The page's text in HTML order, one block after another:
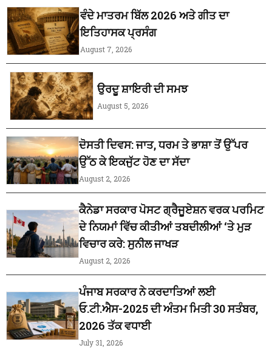
ਵੰਦੇ ਮਾਤਰਮ ਬਿੱਲ 2026 ਅਤੇ ਗੀਤ ਦਾ
ਇਤਿਹਾਸਕ ਪ੍ਰਸੰਗ
August 7, 2026
ਉਰਦੂ ਸ਼ਾਇਰੀ ਦੀ ਸਮਝ
August 5, 2026
ਦੋਸਤੀ ਦਿਵਸ: ਜਾਤ, ਧਰਮ ਤੇ ਭਾਸ਼ਾ ਤੋਂ ਉੱਪਰ
ਉੱਠ ਕੇ ਇਕਜੁੱਟ ਹੋਣ ਦਾ ਸੱਦਾ
August 2, 2026
ਕੈਨੇਡਾ ਸਰਕਾਰ ਪੋਸਟ ਗ੍ਰੈਜੂਏਸ਼ਨ ਵਰਕ ਪਰਮਿਟ
ਦੇ ਨਿਯਮਾਂ ਵਿੱਚ ਕੀਤੀਆਂ ਤਬਦੀਲੀਆਂ ‘ਤੇ ਮੁੜ
ਵਿਚਾਰ ਕਰੇ: ਸੁਨੀਲ ਜਾਖੜ
August 2, 2026
ਪੰਜਾਬ ਸਰਕਾਰ ਨੇ ਕਰਦਾਤਿਆਂ ਲਈ
ਓ.ਟੀ.ਐਸ-2025 ਦੀ ਅੰਤਮ ਮਿਤੀ 30 ਸਤੰਬਰ,
2026 ਤੱਕ ਵਧਾਈ
July 31, 2026